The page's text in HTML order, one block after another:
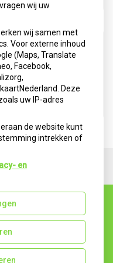
|Beheer
wij uw
wij samen met
Voor externe inhoud
(Maps, Translate
Facebook,
Deze
uw IP-adres
de website kunt
intrekken of
en